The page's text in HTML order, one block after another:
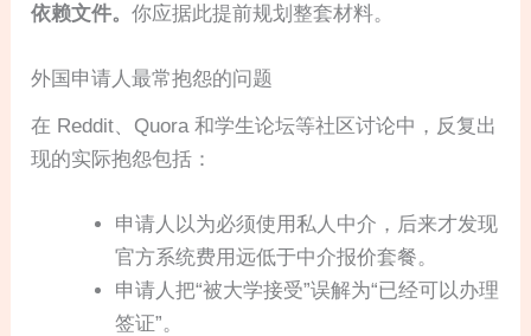
依赖文件。你应据此提前规划整套材料。
外国申请人最常抱怨的问题
在 Reddit、Quora 和学生论坛等社区讨论中，反复出
现的实际抱怨包括：
申请人以为必须使用私人中介，后来才发现
官方系统费用远低于中介报价套餐。
申请人把“被大学接受”误解为“已经可以办理
签证”。